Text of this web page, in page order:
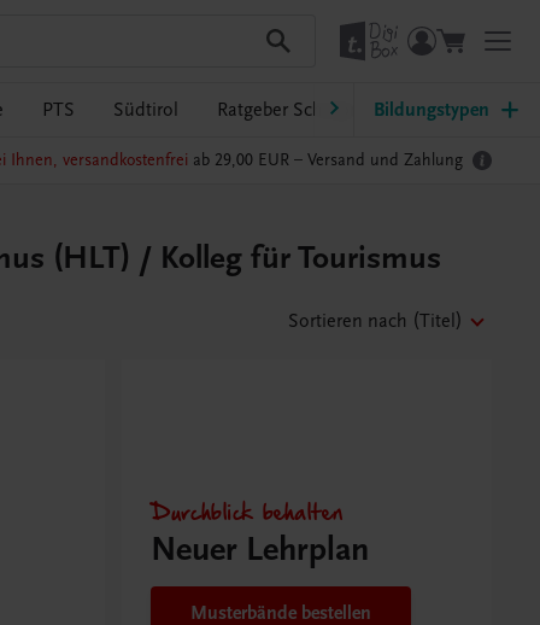
PTS Südtirol Ratgeber Schulpraxis TRAUNER-
Bildungstypen
Ihnen, versandkostenfrei ab 29,00 EUR – Versand und Zahlung
(HLT) / Kolleg für Tourismus
Sortieren nach (Titel)
Durchblick behalten
Neuer Lehrplan
Musterbände bestellen